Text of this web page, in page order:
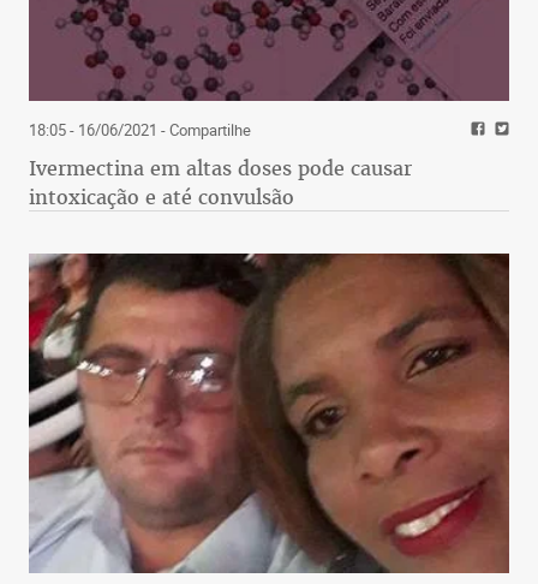
18:05 - 16/06/2021 - Compartilhe
Ivermectina em altas doses pode causar
intoxicação e até convulsão